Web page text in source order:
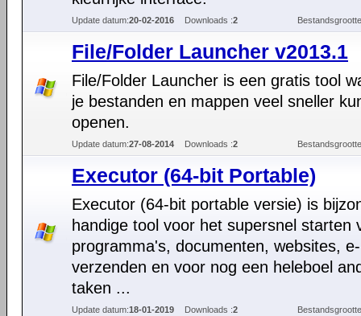
Update datum:20-02-2016 Downloads :2
File/Folder Launcher v2013.1
File/Folder Launcher is een gratis tool
je bestanden en mappen veel sneller
openen.
Update datum:27-08-2014 Downloads :2
Executor (64-bit Portable)
Executor (64-bit portable versie) is
handige tool voor het supersnel starten
programma's, documenten, websites,
verzenden en voor nog een heleboel
taken ...
Update datum:18-01-2019 Downloads :2